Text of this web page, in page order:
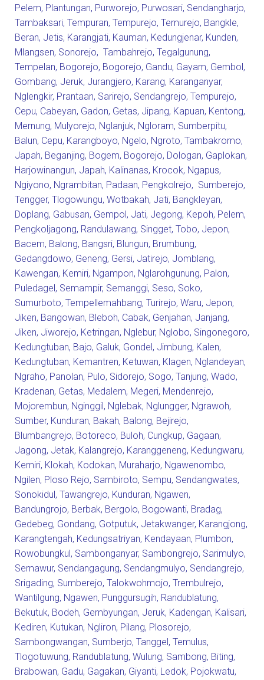
Pelem, Plantungan, Purworejo, Purwosari, Sendangharjo,
Tambaksari, Tempuran, Tempurejo, Temurejo, Bangkle,
Beran, Jetis, Karangjati, Kauman, Kedungjenar, Kunden,
Mlangsen, Sonorejo, Tambahrejo, Tegalgunung,
Tempelan, Bogorejo, Bogorejo, Gandu, Gayam, Gembol ,
Gombang, Jeruk, Jurangjero, Karang, Karanganyar,
Nglengkir, Prantaan, Sarirejo, Sendangrejo, Tempurejo,
Cepu, Cabeyan, Gadon, Getas, Jipang, Kapuan, Kentong,
Mernung, Mulyorejo, Nglanjuk, Ngloram, Sumberpitu,
Balun, Cepu, Karangboyo, Ngelo, Ngroto, Tambakromo,
Japah, Beganjing, Bogem, Bogorejo, Dologan, Gaplokan,
Harjowinangun, Japah, Kalinanas, Krocok, Ngapus,
Ngiyono, Ngrambitan, Padaan, Pengkolrejo, Sumberejo,
Tengger, Tlogowungu, Wotbakah, Jati, Bangkleyan,
Doplang, Gabusan, Gempol , Jati, Jegong, Kepoh, Pelem,
Pengkoljagong, Randulawang, Singget, Tobo, Jepon,
Bacem, Balong, Bangsri, Blungun, Brumbung,
Gedangdowo, Geneng, Gersi, Jatirejo, Jomblang,
Kawengan, Kemiri, Ngampon, Nglarohgunung, Palon,
Puledagel , Semampir, Semanggi, Seso, Soko,
Sumurboto, Tempellemahbang, Turirejo, Waru, Jepon,
Jiken, Bangowan, Bleboh, Cabak, Genjahan, Janjang,
Jiken, Jiworejo, Ketringan, Nglebur, Nglobo, Singonegoro,
Kedungtuban, Bajo, Galuk, Gondel , Jimbung, Kalen,
Kedungtuban, Kemantren, Ketuwan, Klagen, Nglandeyan,
Ngraho, Panolan, Pulo, Sidorejo, Sogo, Tanjung, Wado,
Kradenan, Getas, Medalem, Megeri, Mendenrejo,
Mojorembun, Nginggil , Nglebak, Nglungger, Ngrawoh,
Sumber, Kunduran, Bakah, Balong, Bejirejo,
Blumbangrejo, Botoreco, Buloh, Cungkup, Gagaan,
Jagong, Jetak, Kalangrejo, Karanggeneng, Kedungwaru,
Kemiri, Klokah, Kodokan, Muraharjo, Ngawenombo,
Ngilen, Ploso Rejo, Sambiroto, Sempu, Sendangwates,
Sonokidul , Tawangrejo, Kunduran, Ngawen,
Bandungrojo, Berbak, Bergolo, Bogowanti, Bradag,
Gedebeg, Gondang, Gotputuk, Jetakwanger, Karangjong,
Karangtengah, Kedungsatriyan, Kendayaan, Plumbon,
Rowobungkul , Sambonganyar, Sambongrejo, Sarimulyo,
Semawur, Sendangagung, Sendangmulyo, Sendangrejo,
Srigading, Sumberejo, Talokwohmojo, Trembulrejo,
Wantilgung, Ngawen, Punggursugih, Randublatung,
Bekutuk, Bodeh, Gembyungan, Jeruk, Kadengan, Kalisari,
Kediren, Kutukan, Ngliron, Pilang, Plosorejo,
Sambongwangan, Sumberjo, Tanggel , Temulus,
Tlogotuwung, Randublatung, Wulung, Sambong, Biting,
Brabowan, Gadu, Gagakan, Giyanti, Ledok, Pojokwatu,